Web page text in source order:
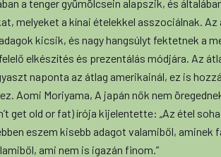
a tenger gyümölcsein alapszik, és
melyeket a kínai ételekkel asszociálnak. Az
kicsik, és nagy hangsúlyt fektetnek a
elkészítés és prezentálás módjára. Az
naponta az átlag amerikainál, ez is
Aomi Moriyama, A japán nők nem
get old or fat) írója kijelentette: „Az étel
eszem kisebb adagot valamiből, aminek
ami nem is igazán finom.”